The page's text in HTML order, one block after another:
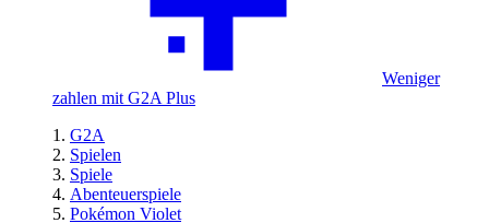
Weniger
zahlen mit G2A Plus
G2A
Spielen
Spiele
Abenteuerspiele
Pokémon Violet